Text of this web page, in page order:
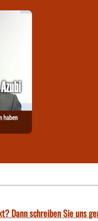
Dann schreiben Sie uns